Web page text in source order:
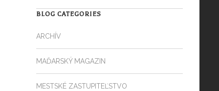
BLOG CATEGORIES
ARCHÍV
MAĎARSKÝ MAGAZIN
MESTSKÉ ZASTUPITEĽSTVO